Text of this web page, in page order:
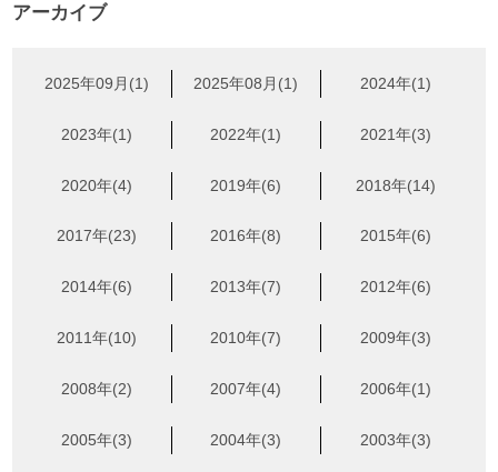
アーカイブ
2025年09月(1) 2025年08月(1) 2024年(1)
2023年(1) 2022年(1) 2021年(3)
2020年(4) 2019年(6) 2018年(14)
2017年(23) 2016年(8) 2015年(6)
2014年(6) 2013年(7) 2012年(6)
2011年(10) 2010年(7) 2009年(3)
2008年(2) 2007年(4) 2006年(1)
2005年(3) 2004年(3) 2003年(3)